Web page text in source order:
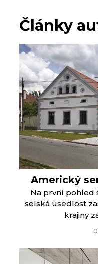
Články
Americký
Na první pohled
selská usedlost
krajiny